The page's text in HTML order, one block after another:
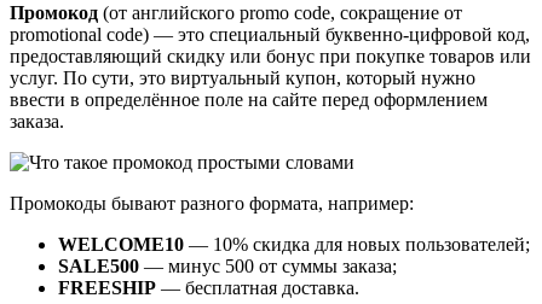
Промокод (от английского promo code, сокращение от
promotional code) — это специальный буквенно-цифровой код,
предоставляющий скидку или бонус при покупке товаров или
услуг. По сути, это виртуальный купон, который нужно
ввести в определённое поле на сайте перед оформлением
заказа.
Промокоды бывают разного формата, например:
WELCOME10 — 10% скидка для новых пользователей;
SALE500 — минус 500 от суммы заказа;
FREESHIP — бесплатная доставка.